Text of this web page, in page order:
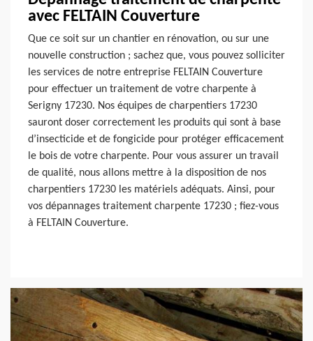
avec FELTAIN Couverture
Que ce soit sur un chantier en rénovation, ou sur une
nouvelle construction ; sachez que, vous pouvez solliciter
les services de notre entreprise FELTAIN Couverture
pour effectuer un traitement de votre charpente à
Serigny 17230. Nos équipes de charpentiers 17230
sauront doser correctement les produits qui sont à base
d’insecticide et de fongicide pour protéger efficacement
le bois de votre charpente. Pour vous assurer un travail
de qualité, nous allons mettre à la disposition de nos
charpentiers 17230 les matériels adéquats. Ainsi, pour
vos dépannages traitement charpente 17230 ; fiez-vous
à FELTAIN Couverture.